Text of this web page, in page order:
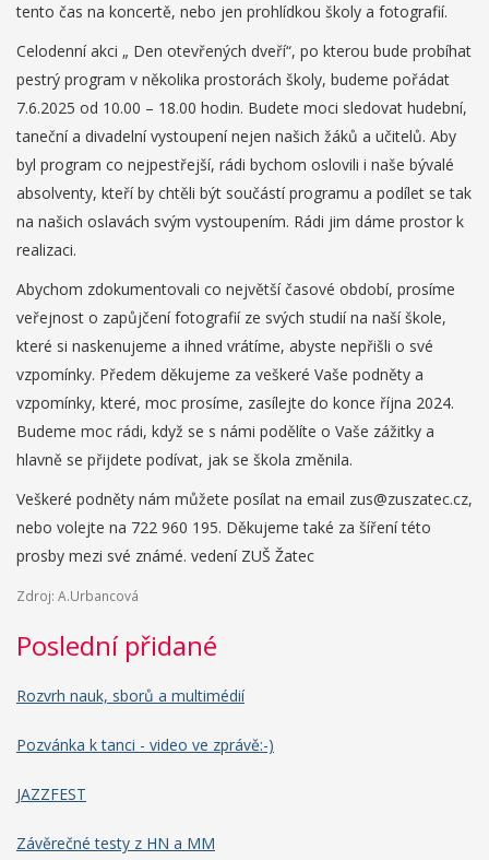
tento čas na koncertě, nebo jen prohlídkou školy a fotografií.
Celodenní akci „ Den otevřených dveří“, po kterou bude probíhat
pestrý program v několika prostorách školy, budeme pořádat
7.6.2025 od 10.00 – 18.00 hodin. Budete moci sledovat hudební,
taneční a divadelní vystoupení nejen našich žáků a učitelů. Aby
byl program co nejpestřejší, rádi bychom oslovili i naše bývalé
absolventy, kteří by chtěli být součástí programu a podílet se tak
na našich oslavách svým vystoupením. Rádi jim dáme prostor k
realizaci.
Abychom zdokumentovali co největší časové období, prosíme
veřejnost o zapůjčení fotografií ze svých studií na naší škole,
které si naskenujeme a ihned vrátíme, abyste nepřišli o své
vzpomínky. Předem děkujeme za veškeré Vaše podněty a
vzpomínky, které, moc prosíme, zasílejte do konce října 2024.
Budeme moc rádi, když se s námi podělíte o Vaše zážitky a
hlavně se přijdete podívat, jak se škola změnila.
Veškeré podněty nám můžete posílat na email zus@zuszatec.cz,
nebo volejte na 722 960 195. Děkujeme také za šíření této
prosby mezi své známé. vedení ZUŠ Žatec
Zdroj: A.Urbancová
Poslední přidané
Rozvrh nauk, sborů a multimédií
Pozvánka k tanci - video ve zprávě:-)
JAZZFEST
Závěrečné testy z HN a MM